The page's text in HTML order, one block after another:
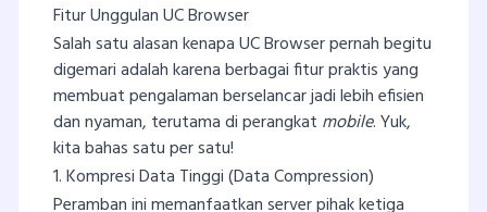
Fitur Unggulan UC Browser
Salah satu alasan kenapa UC Browser pernah begitu
digemari adalah karena berbagai fitur praktis yang
membuat pengalaman berselancar jadi lebih efisien
dan nyaman, terutama di perangkat mobile. Yuk,
kita bahas satu per satu!
1. Kompresi Data Tinggi (Data Compression)
Peramban ini memanfaatkan server pihak ketiga